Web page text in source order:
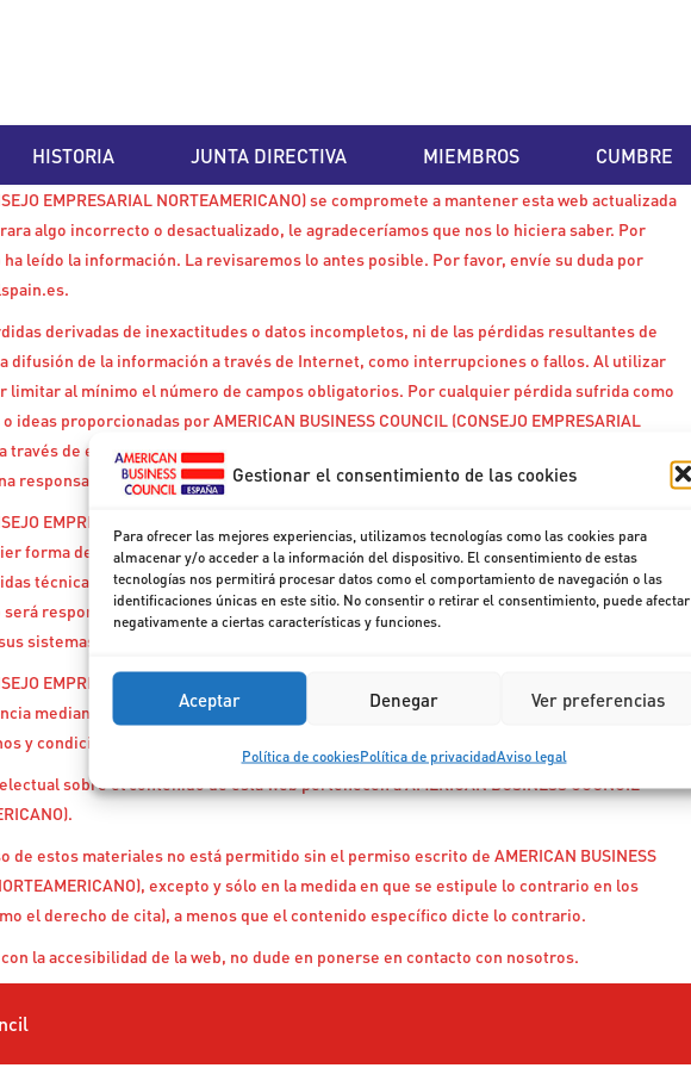
Gestionar el consentimiento de las cookies
Para ofrecer las mejores experiencias, utilizamos tecnologías como las cookies para
almacenar y/o acceder a la información del dispositivo. El consentimiento de estas
tecnologías nos permitirá procesar datos como el comportamiento de navegación o las
identificaciones únicas en este sitio. No consentir o retirar el consentimiento, puede afectar
negativamente a ciertas características y funciones.
Aceptar Denegar Ver preferencias
Política de cookiesPolítica de privacidadAviso legal
HISTORIA JUNTA DIRECTIVA MIEMBROS CUMBRE
EMPRESARIAL NORTEAMERICANO) se compromete a mantener esta web actualizada
algo incorrecto o desactualizado, le agradeceríamos que nos lo hiciera saber. Por
leído la información. La revisaremos lo antes posible. Por favor, envíe su duda por
.
derivadas de inexactitudes o datos incompletos, ni de las pérdidas resultantes de
difusión de la información a través de Internet, como interrupciones o fallos. Al utilizar
limitar al mínimo el número de campos obligatorios. Por cualquier pérdida sufrida como
proporcionadas por AMERICAN BUSINESS COUNCIL (CONSEJO EMPRESARIAL
de esta web, AMERICAN BUSINESS COUNCIL (CONSEJO EMPRESARIAL
responsabilidad.
EMPRESARIAL NORTEAMERICANO) hará todos los esfuerzos razonables para
de uso ilícito. AMERICAN BUSINESS COUNCIL (CONSEJO EMPRESARIAL
técnicas y organizativas adecuadas a tal fin, teniendo en cuenta, entre otras cosas, el
será responsable de ningún perjuicio, directo y/o indirecto, sufrido por un usuario de la
sistemas por parte de un tercero.
EMPRESARIAL NORTEAMERICANO) no se hace responsable del contenido de las
mediante hipervínculos u otras referencias. Los productos o servicios ofrecidos por
y condiciones aplicables de dichos terceros.
sobre el contenido de esta web pertenecen a AMERICAN BUSINESS COUNCIL
de estos materiales no está permitido sin el permiso escrito de AMERICAN BUSINESS
excepto y sólo en la medida en que se estipule lo contrario en los
el derecho de cita), a menos que el contenido específico dicte lo contrario.
la accesibilidad de la web, no dude en ponerse en contacto con nosotros.